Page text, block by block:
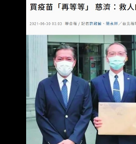
如果當時政府自己買，這件
不買逼得大家走投無路去買
慈濟被騙？民進黨不要把全
柯文哲、民眾黨主席黃國昌
日出席白委陳清